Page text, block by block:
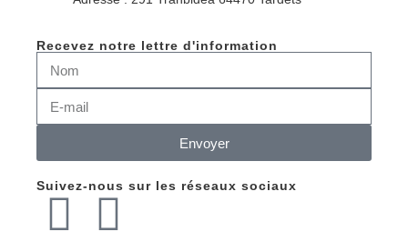
Recevez notre lettre d'information
Envoyer
Suivez-nous sur les réseaux sociaux